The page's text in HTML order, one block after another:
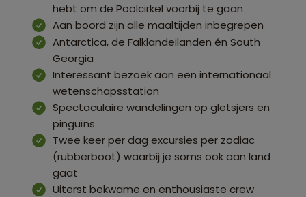
hebt om de Poolcirkel voorbij te gaan
Aan boord zijn alle maaltijden inbegrepen
Antarctica, de Falklandeilanden én South
Georgia
Interessant bezoek aan een internationaal
wetenschapsstation
Spectaculaire wandelingen op gletsjers en
pinguïns
Twee keer per dag excursies per zodiac
(rubberboot) waarbij je soms ook aan land
gaat
Uiterst bekwame en enthousiaste crew